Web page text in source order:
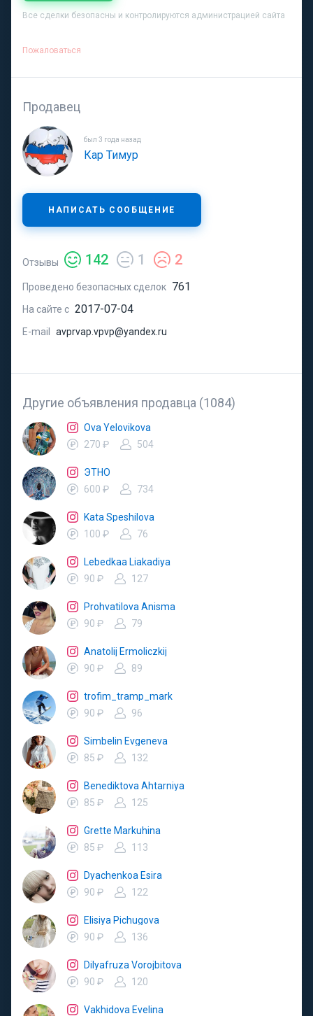
Все сделки безопасны и контролируются администрацией сайта
Пожаловаться
Продавец
был 3 года назад
Кар Тимур
НАПИСАТЬ СООБЩЕНИЕ
Отзывы 142 1 2
Проведено безопасных сделок 761
На сайте с 2017-07-04
E-mail avprvap.vpvp@yandex.ru
Другие объявления продавца (1084)
Ova Yelovikova
270 ₽
504
ЭТНО
600 ₽
734
Kata Speshilova
100 ₽
76
Lebedkaa Liakadiya
90 ₽
127
Prohvatilova Anisma
90 ₽
79
Anatolij Ermoliczkij
90 ₽
89
trofim_tramp_mark
90 ₽
96
Simbelin Evgeneva
85 ₽
132
Benediktova Ahtarniya
85 ₽
125
Grette Markuhina
85 ₽
113
Dyachenkoa Esira
90 ₽
122
Elisiya Pichugova
90 ₽
136
Dilyafruza Vorojbitova
90 ₽
120
Vakhidova Evelina